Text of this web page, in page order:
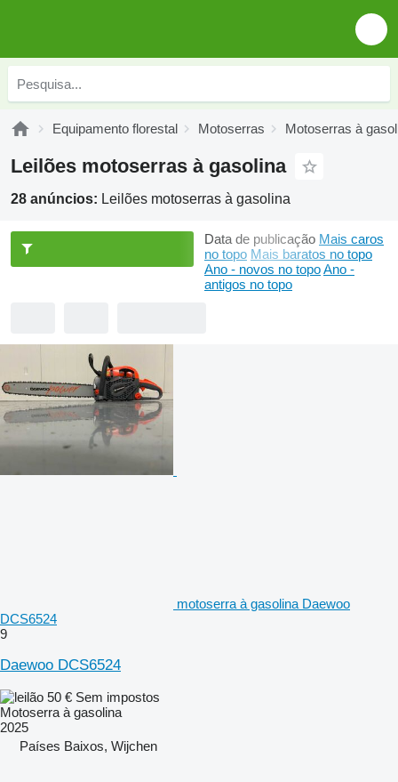
Equipamento florestal Motoserras Motoserras à
Leilões motoserras à gasolina
28 anúncios: Leilões motoserras à gasolina
Data de publicação Mais caros
no topo Mais baratos no topo
Ano - novos no topoAno -
antigos no topo
motoserra à gasolina Daewoo
DCS6524
9
Daewoo DCS6524
50 € Sem impostos
Motoserra à gasolina
2025
Países Baixos, Wijchen